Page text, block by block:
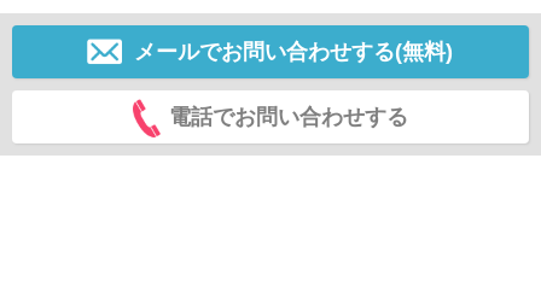
メールでお問い合わせする(無料)
電話でお問い合わせする